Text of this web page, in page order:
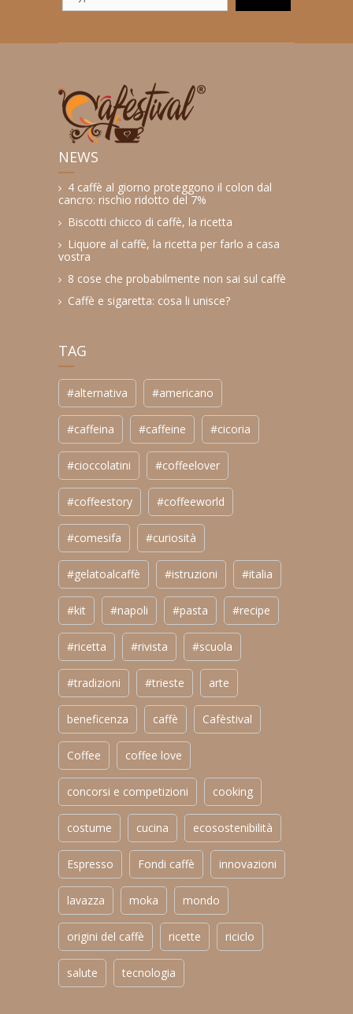
NEWS
4 caffè al giorno proteggono il colon dal
cancro: rischio ridotto del 7%
Biscotti chicco di caffè, la ricetta
Liquore al caffè, la ricetta per farlo a casa
vostra
8 cose che probabilmente non sai sul caffè
Caffè e sigaretta: cosa li unisce?
TAG
#alternativa #americano
#caffeina #caffeine #cicoria
#cioccolatini #coffeelover
#coffeestory #coffeeworld
#comesifa #curiosità
#gelatoalcaffè #istruzioni #italia
#kit #napoli #pasta #recipe
#ricetta #rivista #scuola
#tradizioni #trieste arte
beneficenza caffè Cafèstival
Coffee coffee love
concorsi e competizioni cooking
costume cucina ecosostenibilità
Espresso Fondi caffè innovazioni
lavazza moka mondo
origini del caffè ricette riciclo
salute tecnologia